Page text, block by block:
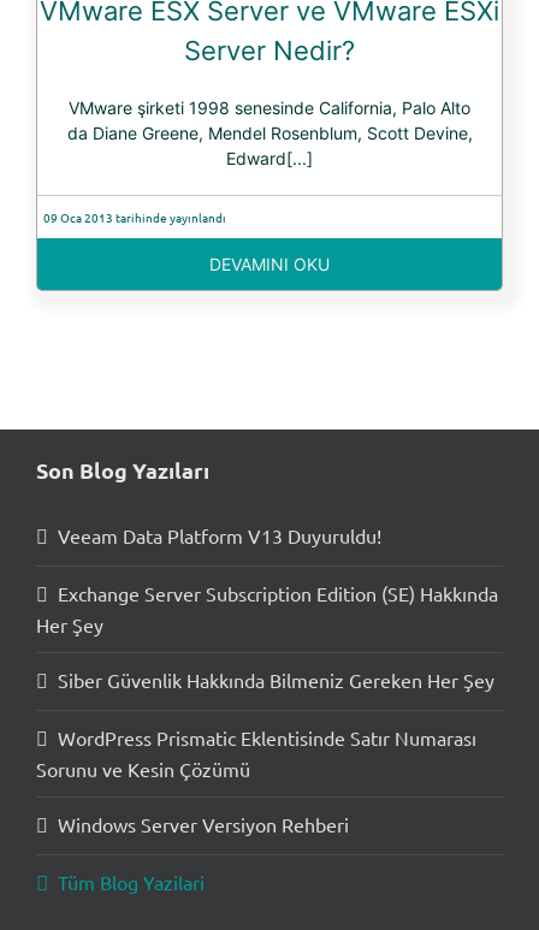
VMware ESX Server ve VMware ESXi
Server Nedir?
VMware şirketi 1998 senesinde California, Palo Alto
da Diane Greene, Mendel Rosenblum, Scott Devine,
Edward[...]
09 Oca 2013 tarihinde yayınlandı
DEVAMINI OKU
Son Blog Yazıları
Veeam Data Platform V13 Duyuruldu!
Exchange Server Subscription Edition (SE) Hakkında
Her Şey
Siber Güvenlik Hakkında Bilmeniz Gereken Her Şey
WordPress Prismatic Eklentisinde Satır Numarası
Sorunu ve Kesin Çözümü
Windows Server Versiyon Rehberi
Tüm Blog Yazilari